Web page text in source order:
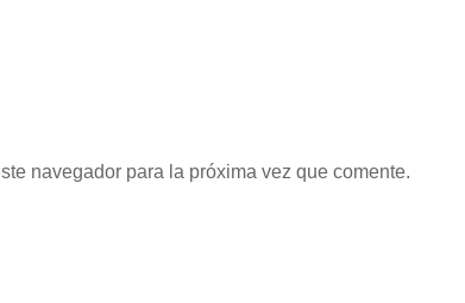
navegador para la próxima vez que comente.